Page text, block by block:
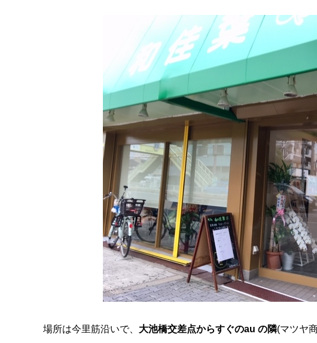
場所は今里筋沿いで、 大池橋交差点からすぐのau の隣(マツヤ